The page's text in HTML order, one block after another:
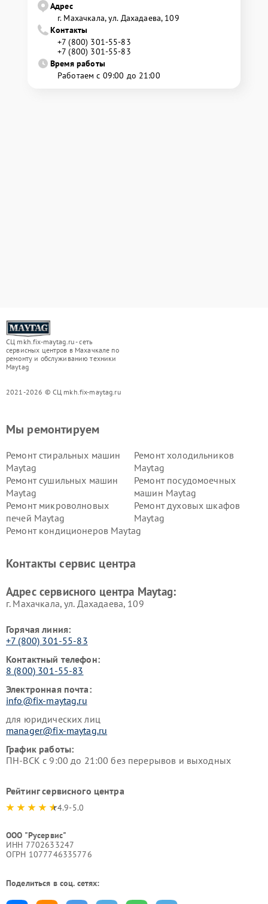
Адрес
г. Махачкала, ул. Дахадаева, 109
Контакты
+7 (800) 301-55-83
+7 (800) 301-55-83
Время работы
Работаем с 09:00 до 21:00
СЦ mkh.fix-maytag.ru - сеть
сервисных центров в Махачкале по
ремонту и обслуживанию техники
Maytag
2021-2026 © СЦ mkh.fix-maytag.ru
Мы ремонтируем
Ремонт стиральных машин
Maytag
Ремонт холодильников
Maytag
Ремонт сушильных машин
Maytag
Ремонт посудомоечных
машин Maytag
Ремонт микроволновых
печей Maytag
Ремонт духовых шкафов
Maytag
Ремонт кондиционеров Maytag
Контакты сервис центра
Адрес сервисного центра Maytag:
г. Махачкала, ул. Дахадаева, 109
Горячая линия:
+7 (800) 301-55-83
Контактный телефон:
8 (800) 301-55-83
Электронная почта:
info@fix-maytag.ru
для юридических лиц
manager@fix-maytag.ru
График работы:
ПН-ВСК с 9:00 до 21:00 без перерывов и выходных
Рейтинг сервисного центра
4.9-5.0
ООО "Русервис"
ИНН 7702633247
ОГРН 1077746335776
Поделиться в соц. сетях: